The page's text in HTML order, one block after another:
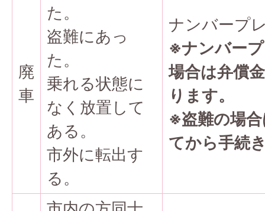
廃
車
た。
盗難にあっ
た。
乗れる状態に
なく放置して
ある。
市外に転出す
る。
ナンバープ
※ナンバー
場合は弁償
ります。
※盗難の場
てから手続